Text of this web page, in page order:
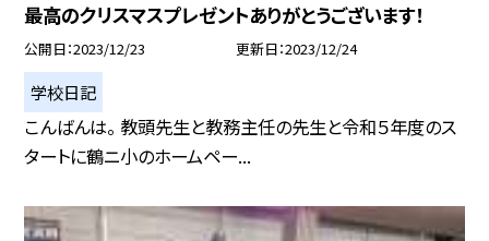
最高のクリスマスプレゼントありがとうございます！
公開日 2023/12/23 更新日 2023/12/24
学校日記
こんばんは。 教頭先生と教務主任の先生と令和５年度のス
タートに鶴ニ小のホームペー...